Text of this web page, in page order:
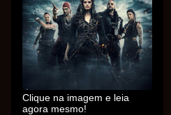
Clique na imagem e leia
agora mesmo!